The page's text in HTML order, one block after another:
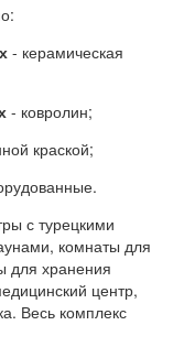
- керамическая
- ковролин;
краской;
с турецкими
комнаты для
для хранения
центр,
Весь комплекс